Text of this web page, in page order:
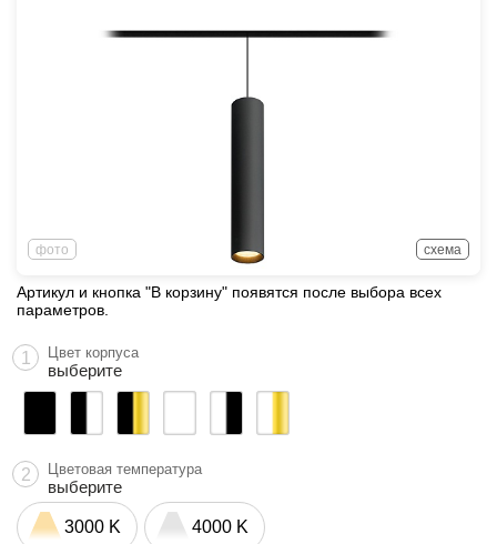
фото схема
Артикул и кнопка "В корзину" появятся после выбора всех
параметров.
1 Цвет корпуса
выберите
2 Цветовая температура
выберите
3000 K 4000 K